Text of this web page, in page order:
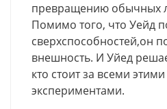
превращению обычных
Помимо того, что Уейд
сверхспособностей,он
внешность. И Уйед
кто стоит за всеми
экспериментами.